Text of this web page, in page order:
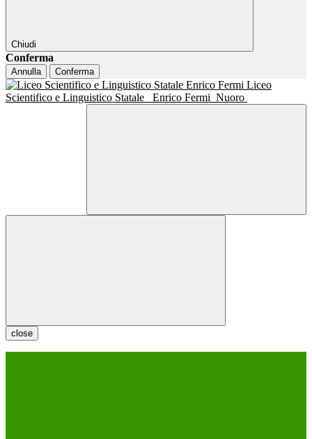
Chiudi
Conferma
Annulla Conferma
Liceo
Scientifico e Linguistico Statale
Enrico Fermi Nuoro
close